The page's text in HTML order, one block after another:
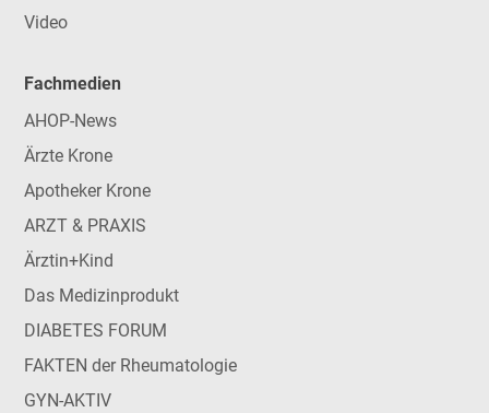
Video
Fachmedien
AHOP-News
Ärzte Krone
Apotheker Krone
ARZT & PRAXIS
Ärztin+Kind
Das Medizinprodukt
DIABETES FORUM
FAKTEN der Rheumatologie
GYN-AKTIV